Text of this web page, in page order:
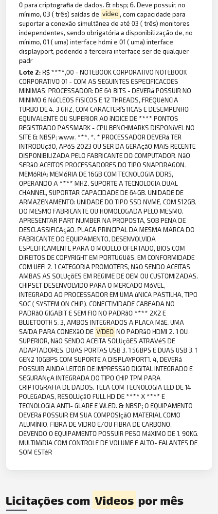
0 para criptografia de dados. & nbsp; 6. Deve possuir, no
mínimo, 03 ( três) saídas de vídeo, com capacidade para
suportar a conexão simultânea de até 03 ( três) monitores
independentes, sendo obrigatória a disponibilização de, no
mínimo, 01 ( uma) interface hdmi e 01 ( uma) interface
displayport, podendo a terceira interface ser de qualquer
padr
Lote 2:R$ ****,00 - NOTEBOOK CORPORATIVO NOTEBOOK
CORPORATIVO 01 - COM AS SEGUINTES ESPECIFICACOES
MINIMAS: PROCESSADOR: DE 64 BITS - DEVERá POSSUIR NO
MINIMO 6 NúCLEOS FíSICOS E 12 THREADS, FREQUêNCIA
TURBO DE 4. 3 GHZ, COM CARACTERíSTICAS E DESEMPENHO
EQUIVALENTE OU SUPERIOR AO íNDICE DE **** PONTOS
REGISTRADO PASSMARK - CPU BENCHMARKS DISPONíVEL NO
SITE & NBSP; www. ***. *. * PROCESSADOR DEVERá TER
INTRODUçãO, APóS 2023 OU SER DA GERAçãO MAIS RECENTE
DISPONIBILIZADA PELO FABRICANTE DO COMPUTADOR. NãO
SERãO ACEITOS PROCESSADORES DO TIPO SNAPDRAGON.
MEMóRIA: MEMóRIA DE 16GB COM TECNOLOGIA DDR5,
OPERANDO A **** MHZ. SUPORTE A TECNOLOGIA DUAL
CHANNEL, SUPORTAR CAPACIDADE DE 64GB. UNIDADE DE
ARMAZENAMENTO: UNIDADE DO TIPO SSD NVME, COM 512GB,
DO MESMO FABRICANTE OU HOMOLOGADA PELO MESMO.
APRESENTAR PART NUMBER NA PROPOSTA, SOB PENA DE
DESCLASSIFICAçãO. PLACA PRINCIPAL DA MESMA MARCA DO
FABRICANTE DO EQUIPAMENTO, DESENVOLVIDA
ESPECIFICAMENTE PARA O MODELO OFERTADO, BIOS COM
DIREITOS DE COPYRIGHT EM PORTUGUêS, EM CONFORMIDADE
COM UEFI 2. 1 CATEGORIA PROMOTERS, NãO SENDO ACEITAS
AMBAS AS SOLUçõES EM REGIME DE OEM OU CUSTOMIZADAS.
CHIPSET DESENVOLVIDO PARA O MERCADO MóVEL,
INTEGRADO AO PROCESSADOR EM UMA úNICA PASTILHA, TIPO
SOC ( SYSTEM ON CHIP). CONECTIVIDADE CABEADA NO
PADRãO GIGABIT E SEM FIO NO PADRãO **** 2X2 E
BLUETOOTH 5. 3, AMBOS INTEGRADOS A PLACA MãE. UMA
SAíDA PARA CONEXãO DE VíDEO NO PADRãO HDMI 2. 1 OU
SUPERIOR, NãO SENDO ACEITA SOLUçõES ATRAVéS DE
ADAPTADORES. DUAS PORTAS USB 3. 1 5GBPS E DUAS USB 3. 1
GEN2 10GBPS COM SUPORTE A DISPLAYPORT1. 4, DEVERá
POSSUIR AINDA LEITOR DE IMPRESSãO DIGITAL INTEGRADO E
SEGURANçA INTEGRADA DO TIPO CHIP TPM PARA
CRIPTOGRAFIA DE DADOS. TELA COM TECNOLOGIA LED DE 14
POLEGADAS, RESOLUçãO FULL HD DE **** X **** E
TECNOLOGIA ANTI- GLARE E WLED. & NBSP; O EQUIPAMENTO
DEVERá POSSUIR EM SUA COMPOSIçãO MATERIAL COMO
ALUMíNIO, FIBRA DE VIDRO E/OU FIBRA DE CARBONO,
DEVENDO O EQUIPAMENTO POSSUIR PESO MáXIMO DE 1. 90KG.
MULTIMíDIA COM CONTROLE DE VOLUME E ALTO- FALANTES DE
SOM ESTéR
Licitações com Videos por mês